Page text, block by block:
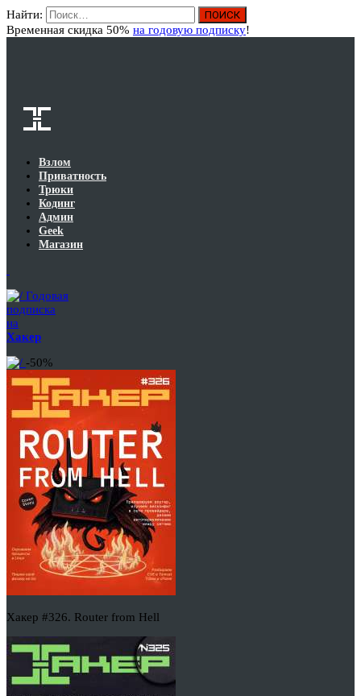
Найти:
Временная скидка 50% на годовую подписку!
Взлом
Приватность
Трюки
Кодинг
Админ
Geek
Магазин
Годовая
подписка
на
Хакер
-50%
Хакер #326. Router from Hell